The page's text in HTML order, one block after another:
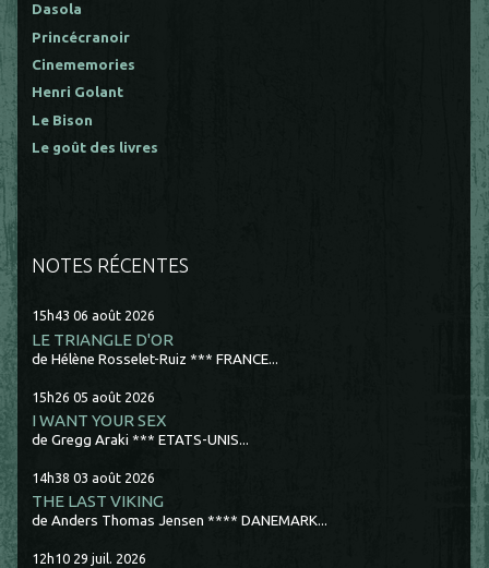
Dasola
Princécranoir
Cinememories
Henri Golant
Le Bison
Le goût des livres
NOTES RÉCENTES
15h43 06 août 2026
LE TRIANGLE D'OR
de Hélène Rosselet-Ruiz *** FRANCE...
15h26 05 août 2026
I WANT YOUR SEX
de Gregg Araki *** ETATS-UNIS...
14h38 03 août 2026
THE LAST VIKING
de Anders Thomas Jensen **** DANEMARK...
12h10 29 juil. 2026